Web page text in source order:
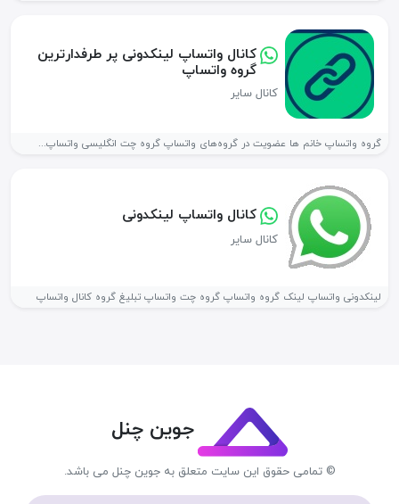
کانال واتساپ لینکدونی پر طرفدارترین
گروه واتساپ
کانال سایر
گروه واتساپ خانم ها عضویت در گروه‌های واتساپ گروه چت انگلیسی واتساپ...
کانال واتساپ لینکدونی
کانال سایر
لینکدونی واتساپ لینک گروه واتساپ گروه چت واتساپ تبلیغ گروه کانال واتساپ
جوین چنل
© تمامی حقوق این سایت متعلق به جوین چنل می باشد.